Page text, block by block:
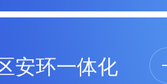
安环一体化